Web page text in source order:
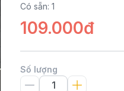
Có sẵn: 1
109.000đ
Số lượng